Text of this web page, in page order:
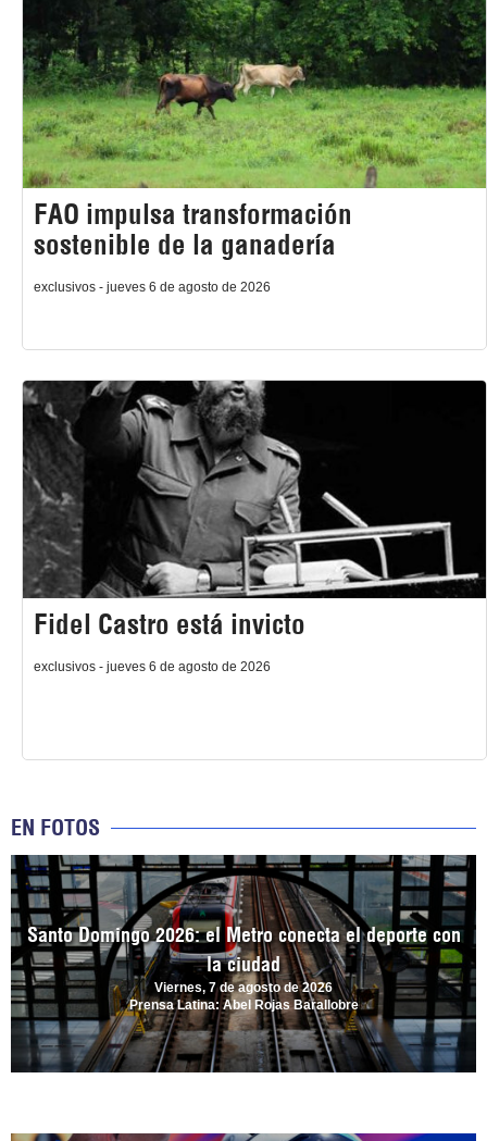
FAO impulsa transformación
sostenible de la ganadería
exclusivos - jueves 6 de agosto de 2026
Fidel Castro está invicto
exclusivos - jueves 6 de agosto de 2026
EN FOTOS
Santo Domingo 2026: el Metro conecta el deporte con
la ciudad
Viernes, 7 de agosto de 2026
Prensa Latina: Abel Rojas Barallobre